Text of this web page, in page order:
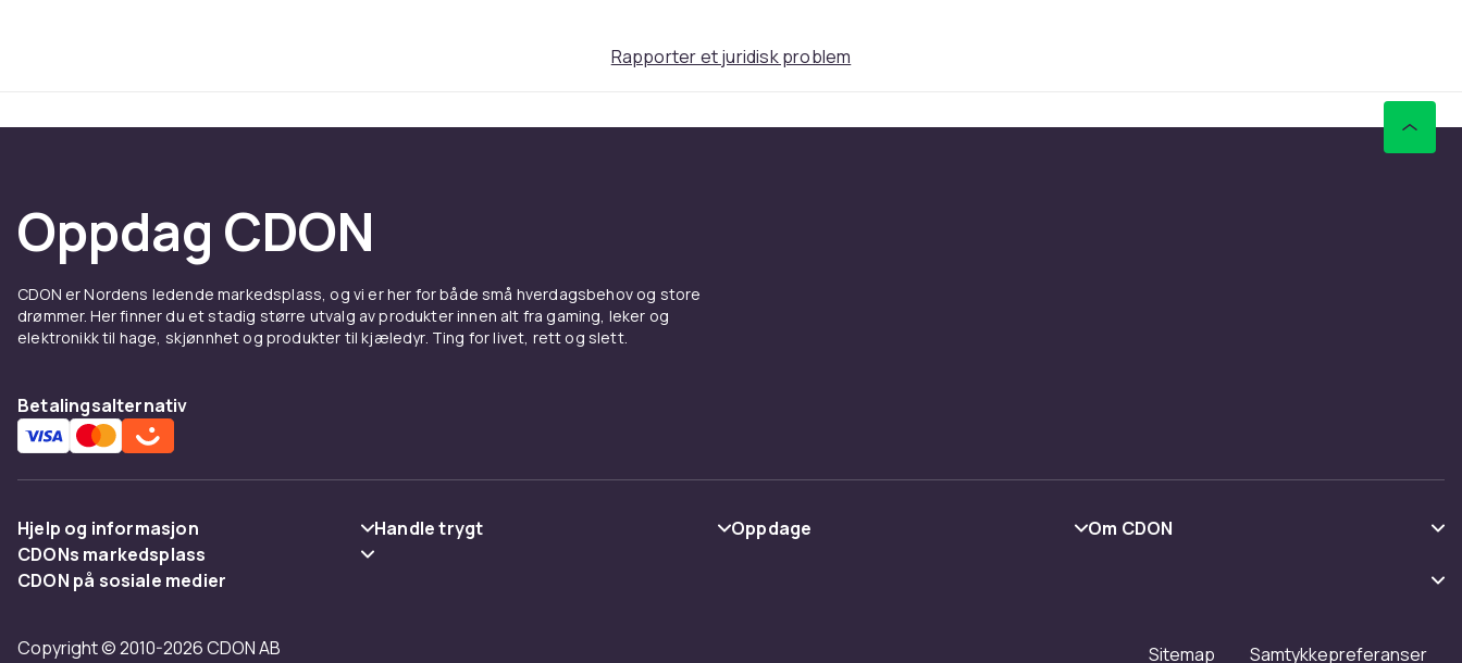
Rapporter et juridisk problem
Oppdag CDON
CDON er Nordens ledende markedsplass, og vi er her for både små hverdagsbehov og store
drømmer. Her finner du et stadig større utvalg av produkter innen alt fra gaming, leker og
elektronikk til hage, skjønnhet og produkter til kjæledyr. Ting for livet, rett og slett.
Betalingsalternativ
Hjelp og informasjon
Vanlige spørsmål
Angre & returner her
Handle trygt
Oppdage
Om CDON
Jobbe på CDON
CDONs markedsplass
Merchant Help Center
CDON på sosiale medier
Copyright © 2010-2026 CDON AB
Sitemap Samtykkepreferanser